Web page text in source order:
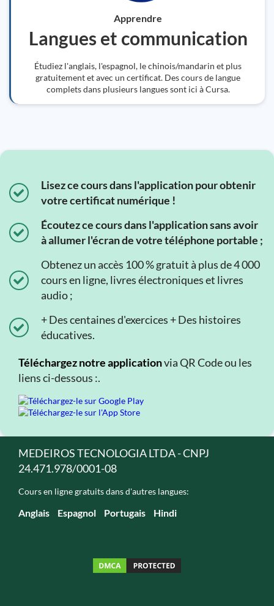
Apprendre
Langues et communication
Étudiez l'anglais, l'espagnol, le chinois/mandarin et plus
gratuitement et avec un certificat. Des cours de langue
complets dans plusieurs langues sont ici à Cursa.
Lisez ce cours dans l'application pour obtenir
votre certificat numérique !
Écoutez ce cours dans l'application sans avoir
à allumer l'écran de votre téléphone portable ;
Obtenez un accès 100 % gratuit à plus de 4 000
cours en ligne, livres électroniques et livres
audio ;
+ Des centaines d'exercices + Des histoires
éducatives.
Téléchargez notre applicationvia QR Code ou les
liens ci-dessous :.
MEDEIROS TECNOLOGIA LTDA - CNPJ
24.471.978/0001-08
Cours en ligne gratuits dans d'autres langues:
Anglais Espagnol Portugais Hindi